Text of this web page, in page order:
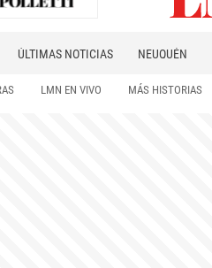
ÚLTIMAS NOTICIAS NEUQUÉN
LMN EN VIVO MÁS HISTORIAS